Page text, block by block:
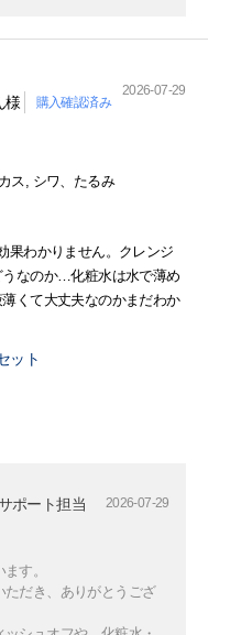
様 購入確認済み
2026-07-29
ス, シワ、たるみ
果わかりません。クレンジ
なのか…化粧水は水で薄め
くて大丈夫なのかまだわか
ット
ポート担当 2026-07-29
す。
だき、ありがとうござ